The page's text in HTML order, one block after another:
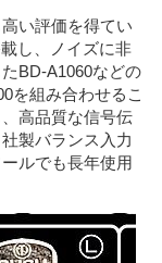
い評価を得てい
し、ノイズに非
BD-A1060などの
を組み合わせるこ
高品質な信号伝
製バランス入力
ルでも長年使用